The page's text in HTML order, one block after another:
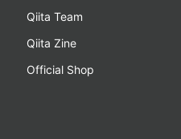
Qiita Team
Qiita Zine
Official Shop